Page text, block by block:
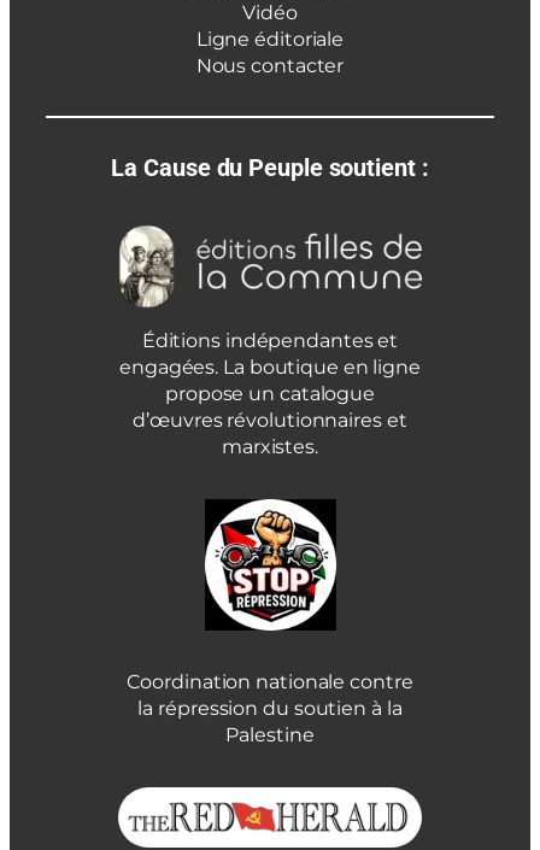
Vidéo
Ligne éditoriale
Nous contacter
La Cause du Peuple soutient :
Éditions indépendantes et
engagées. La boutique en ligne
propose un catalogue
d’œuvres révolutionnaires et
marxistes.
Coordination nationale contre
la répression du soutien à la
Palestine